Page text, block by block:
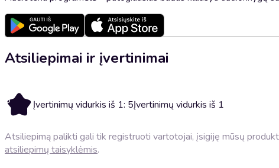
Atsiliepimai ir įvertinimai
5 Įvertinimų vidurkis iš 1: 5Įvertinimų vidurkis iš 1
Atsiliepimą palikti gali tik registruoti vartotojai, įsigiję mūsų
atsiliepimų taisyklėmis.